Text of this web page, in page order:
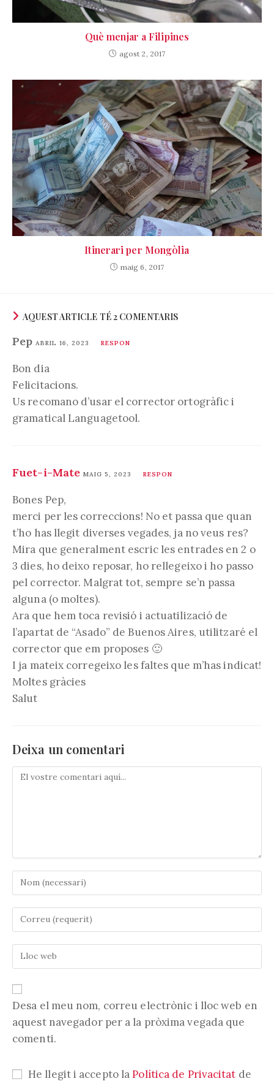
Què menjar a Filipines
agost 2, 2017
Itinerari per Mongòlia
maig 6, 2017
AQUEST ARTICLE TÉ 2 COMENTARIS
Pep ABRIL 16, 2023 RESPON
Bon dia
Felicitacions.
Us recomano d’usar el corrector ortogràfic i
gramatical Languagetool.
Fuet-i-Mate MAIG 5, 2023 RESPON
Bones Pep,
merci per les correccions! No et passa que quan
t’ho has llegit diverses vegades, ja no veus res?
Mira que generalment escric les entrades en 2 o
3 dies, ho deixo reposar, ho rellegeixo i ho passo
pel corrector. Malgrat tot, sempre se’n passa
alguna (o moltes).
Ara que hem toca revisió i actuatilizació de
l’apartat de “Asado” de Buenos Aires, utilitzaré el
corrector que em proposes 🙂
I ja mateix corregeixo les faltes que m’has indicat!
Moltes gràcies
Salut
Deixa un comentari
Comenta
nom
o
nom
d'usuari
per
comentar
adreça
electrònica
comentar
vostra
(opcional)
Desa el meu nom, correu electrònic i lloc web en
aquest navegador per a la pròxima vegada que
comenti.
He llegit i accepto laPolítica de Privacitat de